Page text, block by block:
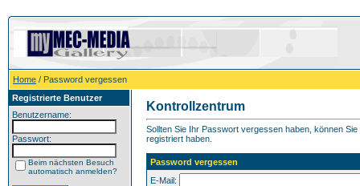
Home / Password vergessen
Registrierte Benutzer
Benutzername:
Passwort:
Beim nächsten Besuch
automatisch anmelden?
Kontrollzentrum
Sollten Sie Ihr Passwort vergessen haben, können
registriert haben.
Password vergessen
E-Mail: